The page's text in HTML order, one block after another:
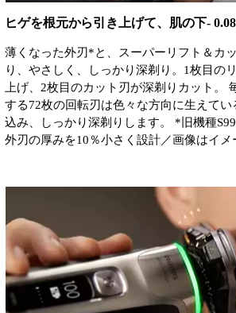
ヒゲを根元から引き上げて、肌の下-
薄くなった外刃*と、スーパーリフト＆カ
り、やさしく、しっかり深剃り。1枚目の
上げ、2枚目のカット刃が深剃りカット。
する72枚の回転刃は色々な方向に生えてい
込み、しっかり深剃りします。 *旧機種
外刃の厚みを10％小さく設計／画像はイメ